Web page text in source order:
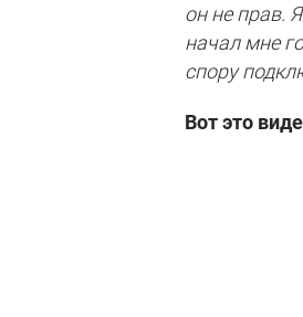
он не прав.
начал мне
спору
Вот это